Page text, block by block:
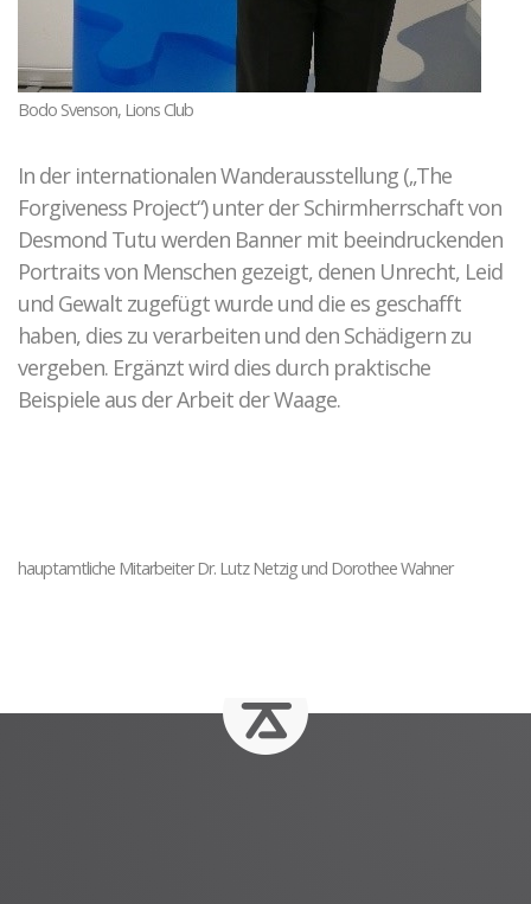
Bodo Svenson, Lions Club
In der internationalen Wanderausstellung („The
Forgiveness Project“) unter der Schirmherrschaft von
Desmond Tutu werden Banner mit beeindruckenden
Portraits von Menschen gezeigt, denen Unrecht, Leid
und Gewalt zugefügt wurde und die es geschafft
haben, dies zu verarbeiten und den Schädigern zu
vergeben. Ergänzt wird dies durch praktische
Beispiele aus der Arbeit der Waage.
hauptamtliche Mitarbeiter Dr. Lutz Netzig und Dorothee Wahner